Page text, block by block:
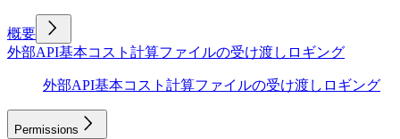
概要
外部API基本コスト計算ファイルの受け渡し ロギング
外部API基本コスト計算ファイルの受け渡し ロギング
Permissions